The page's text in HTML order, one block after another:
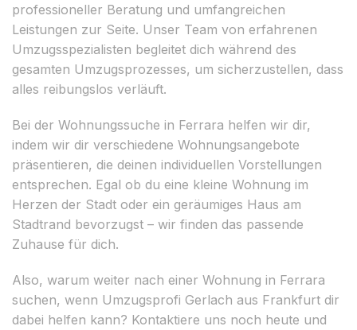
professioneller Beratung und umfangreichen
Leistungen zur Seite. Unser Team von erfahrenen
Umzugsspezialisten begleitet dich während des
gesamten Umzugsprozesses, um sicherzustellen, dass
alles reibungslos verläuft.
Bei der Wohnungssuche in Ferrara helfen wir dir,
indem wir dir verschiedene Wohnungsangebote
präsentieren, die deinen individuellen Vorstellungen
entsprechen. Egal ob du eine kleine Wohnung im
Herzen der Stadt oder ein geräumiges Haus am
Stadtrand bevorzugst – wir finden das passende
Zuhause für dich.
Also, warum weiter nach einer Wohnung in Ferrara
suchen, wenn Umzugsprofi Gerlach aus Frankfurt dir
dabei helfen kann? Kontaktiere uns noch heute und